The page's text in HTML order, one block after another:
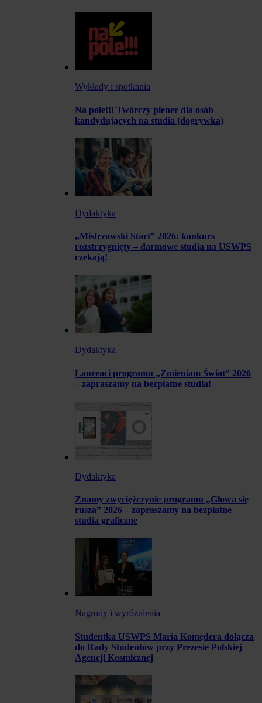
Wykłady i spotkania
Na pole!!! Twórczy plener dla osób
kandydujących na studia (dogrywka)
Dydaktyka
„Mistrzowski Start” 2026: konkurs
rozstrzygnięty – darmowe studia na USWPS
czekają!
Dydaktyka
Laureaci programu „Zmieniam Świat” 2026
– zapraszamy na bezpłatne studia!
Dydaktyka
Znamy zwyciężczynie programu „Głowa się
rusza” 2026 – zapraszamy na bezpłatne
studia graficzne
Nagrody i wyróżnienia
Studentka USWPS Maria Komędera dołącza
do Rady Studentów przy Prezesie Polskiej
Agencji Kosmicznej